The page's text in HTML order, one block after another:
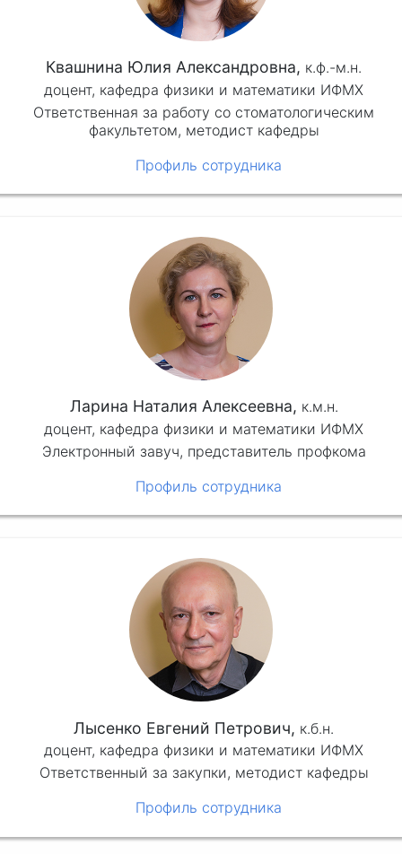
Квашнина Юлия Александровна, к.ф.-м.н.
доцент, кафедра физики и математики ИФМХ
Ответственная за работу со стоматологическим
факультетом, методист кафедры
Профиль сотрудника
Ларина Наталия Алексеевна, к.м.н.
доцент, кафедра физики и математики ИФМХ
Электронный завуч, представитель профкома
Профиль сотрудника
Лысенко Евгений Петрович, к.б.н.
доцент, кафедра физики и математики ИФМХ
Ответственный за закупки, методист кафедры
Профиль сотрудника